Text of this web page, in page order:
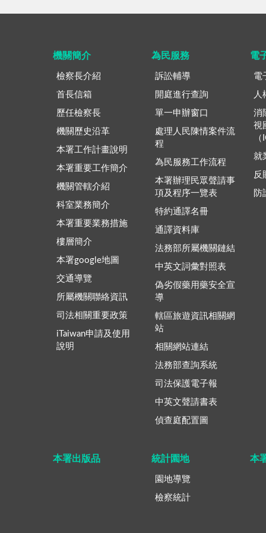
機關簡介
檢察長介紹
首長信箱
歷任檢察長
機關歷史沿革
本署工作計畫說明
本署重要工作簡介
機關管轄介紹
科室業務簡介
本署重要業務措施
樓層簡介
本署google地圖
交通導覽
所屬機關聯絡資訊
司法相關重要政策
iTaiwan申請及使用
說明
為民服務
訴訟輔導
開庭進行查詢
單一申辦窗口
處理人民陳情案件流
程
為民服務工作流程
本署辦理民眾聲請事
項及程序一覽表
特約通譯名冊
通譯資料庫
法務部所屬機關鏈結
中英文詞彙對照表
偽劣假藥用藥安全宣
導
轄區旅遊資訊相關網
站
相關網站連結
法務部查詢系統
司法保護電子報
中英文聲請書表
偵查庭配置圖
電
電
人
消
視
就
反
防
本署出版品 統計園地
園地導覽
檢察統計
本